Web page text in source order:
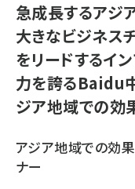
seo (3528)
ai (2811)
youtube
note (2315)
急成長するアジ
大きなビジネス
をリードするイ
力を誇るBaidu
ジア地域での効
アジア地域での効
ナー